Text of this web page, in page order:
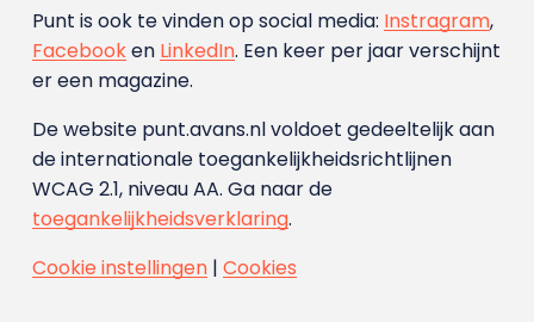
Punt is ook te vinden op social media: Instragram,
Facebooken LinkedIn. Een keer per jaar verschijnt
er een magazine.
De website punt.avans.nl voldoet gedeeltelijk aan
de internationale toegankelijkheidsrichtlijnen
WCAG 2.1, niveau AA. Ga naar de
toegankelijkheidsverklaring.
Cookie instellingen| Cookies